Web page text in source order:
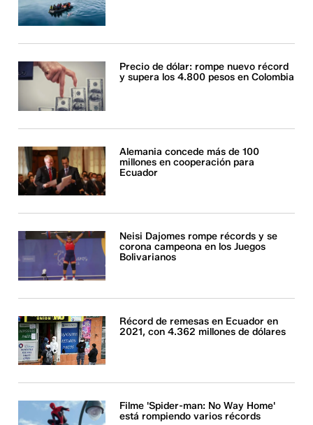
Precio de dólar: rompe nuevo récord
y supera los 4.800 pesos en Colombia
Alemania concede más de 100
millones en cooperación para
Ecuador
Neisi Dajomes rompe récords y se
corona campeona en los Juegos
Bolivarianos
Récord de remesas en Ecuador en
2021, con 4.362 millones de dólares
Filme 'Spider-man: No Way Home'
está rompiendo varios récords